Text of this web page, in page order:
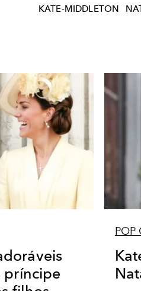
KATE-MIDDLETON
príncipe
POP